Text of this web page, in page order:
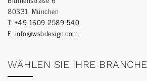
80331, München
T: +49 1609 2589 540
E: info@wsbdesign.com
WÄHLEN SIE IHRE BRANCHE